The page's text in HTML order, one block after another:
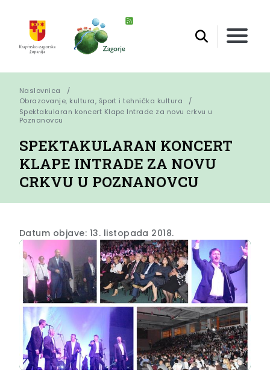
Naslovnica
Obrazovanje, kultura, šport i tehnička kultura
Spektakularan koncert Klape Intrade za novu crkvu u
Poznanovcu
SPEKTAKULARAN KONCERT
KLAPE INTRADE ZA NOVU
CRKVU U POZNANOVCU
Datum objave: 13. listopada 2018.